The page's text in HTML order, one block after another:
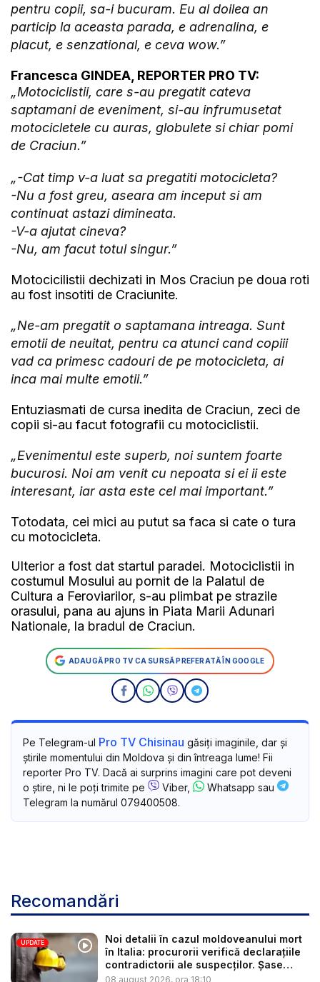
pentru copii, sa-i bucuram. Eu al doilea an
particip la aceasta parada, e adrenalina, e
placut, e senzational, e ceva wow.”
Francesca GINDEA, REPORTER PRO TV:
„Motociclistii, care s-au pregatit cateva
saptamani de eveniment, si-au infrumusetat
motocicletele cu auras, globulete si chiar pomi
de Craciun.”
„-Cat timp v-a luat sa pregatiti motocicleta?
-Nu a fost greu, aseara am inceput si am
continuat astazi dimineata.
-V-a ajutat cineva?
-Nu, am facut totul singur.”
Motocicilistii dechizati in Mos Craciun pe doua roti
au fost insotiti de Craciunite.
„Ne-am pregatit o saptamana intreaga. Sunt
emotii de neuitat, pentru ca atunci cand copiii
vad ca primesc cadouri de pe motocicleta, ai
inca mai multe emotii.”
Entuziasmati de cursa inedita de Craciun, zeci de
copii si-au facut fotografii cu motociclistii.
„Evenimentul este superb, noi suntem foarte
bucurosi. Noi am venit cu nepoata si ei ii este
interesant, iar asta este cel mai important.”
Totodata, cei mici au putut sa faca si cate o tura
cu motocicleta.
Ulterior a fost dat startul paradei. Motociclistii in
costumul Mosului au pornit de la Palatul de
Cultura a Feroviarilor, s-au plimbat pe strazile
orasului, pana au ajuns in Piata Marii Adunari
Nationale, la bradul de Craciun.
ADAUGĂ PRO TV CA SURSĂ PREFERATĂ ÎN GOOGLE
Pe Telegram-ul Pro TV Chisinau găsiți imaginile, dar și
știrile momentului din Moldova și din întreaga lume! Fii
reporter Pro TV. Dacă ai surprins imagini care pot deveni
o știre, ni le poți trimite pe
Viber,
Whatsapp sau
Telegram la numărul 079400508.
Recomandări
UPDATE
Noi detalii în cazul moldoveanului mort
în Italia: procurorii verifică declarațiile
contradictorii ale suspecților. Șase
per...
08 august 2026, ora 18:10